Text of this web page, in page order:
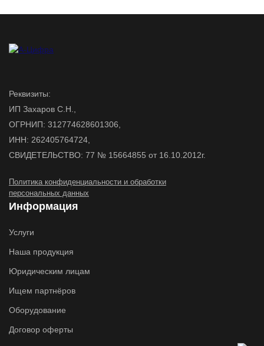
Реквизиты:
ИП Захаров С.Н.,
ОГРНИП: 312774628601306,
ИНН: 262405764724,
СВИДЕТЕЛЬСТВО: 77 № 15664855 от 16.10.2012г.
Политика конфиденциальности и обработки
персональных данных
Информация
Услуги
Наша продукция
Юридическим лицам
Ищем партнёров
Оборудование
Договор оферты